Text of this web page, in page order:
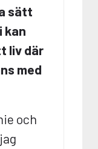
sätt
kan
liv där
med
och